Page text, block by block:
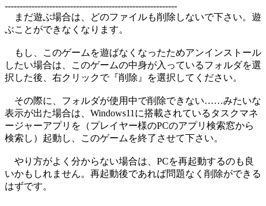
----------------------------------------------------------
まだ遊ぶ場合は、どのファイルも削除しないで下さい。遊
ぶことができなくなります。
もし、このゲームを遊ばなくなったためアンインストール
したい場合は、このゲームの中身が入っているフォルダを選
択した後、右クリックで『削除』を選択してください。
その際に、フォルダが使用中で削除できない……みたいな
表示が出た場合は、Windows11に搭載されているタスクマネ
ージャーアプリを（プレイヤー様のPCのアプリ検索窓から
検索し）起動し、このゲームを終了させて下さい。
やり方がよく分からない場合は、PCを再起動するのも良
いかもしれません。再起動後であれば問題なく削除ができる
はずです。